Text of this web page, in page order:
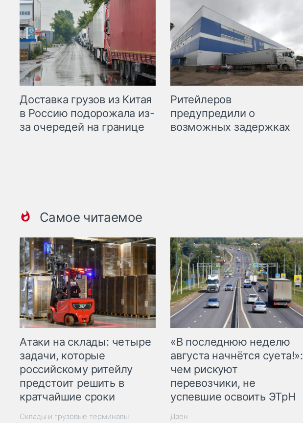
Доставка грузов из Китая
в Россию подорожала из-
за очередей на границе
Ритейлеров
предупредили о
возможных задержках
Самое читаемое
Атаки на склады: четыре
задачи, которые
российскому ритейлу
предстоит решить в
кратчайшие сроки
Склады и грузовые терминалы
«В последнюю неделю
августа начнётся суета!»:
чем рискуют
перевозчики, не
успевшие освоить ЭТрН
Дзен